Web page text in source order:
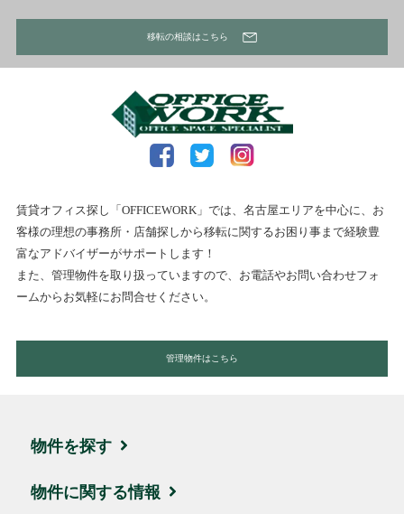
移転の相談はこちら
賃貸オフィス探し「OFFICEWORK」では、名古屋エリアを中心に、お
客様の理想の事務所・店舗探しから移転に関するお困り事まで経験豊
富なアドバイザーがサポートします！
また、管理物件を取り扱っていますので、お電話やお問い合わせフォ
ームからお気軽にお問合せください。
管理物件はこちら
物件を探す
エリア・住所から探す
物件に関する情報